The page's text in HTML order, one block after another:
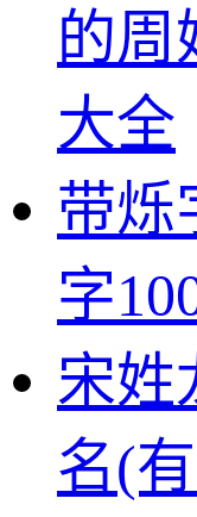
的周
大全
带烁
字
宋姓
名(